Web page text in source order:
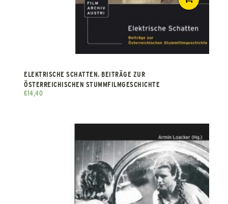
ELEKTRISCHE SCHATTEN. BEITRÄGE ZUR
ÖSTERREICHISCHEN STUMMFILMGESCHICHTE
€14,40